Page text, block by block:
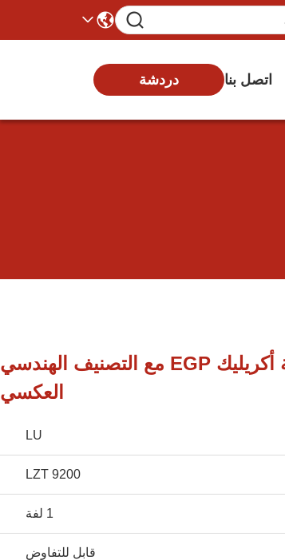
اتصل بنا دردشة
الصفحة العاكسة عالية الكثافة أكريليك EGP مع التصنيف الهندسي
العكسي
LU
LZT 9200
1 لفة
قابل للتفاوض